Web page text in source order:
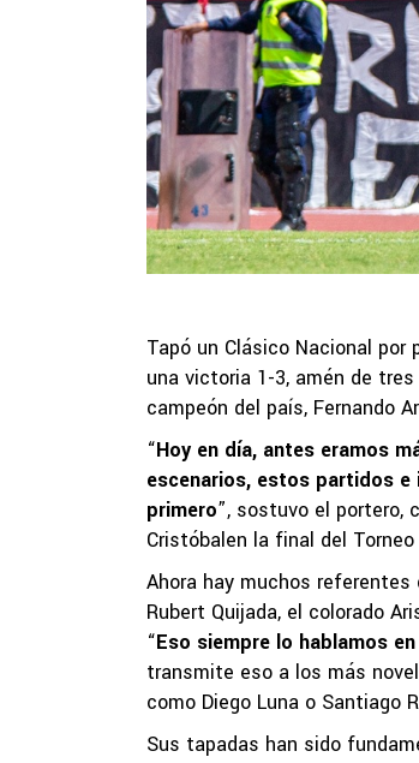
Tapó un Clásico Nacional por
una victoria 1-3, amén de
campeón del país, Fernando
“Hoy en día, antes eramos
escenarios, estos partidos e
primero”, sostuvo el portero,
Cristóbalen la final del
Ahora hay muchos
Rubert Quijada, el colorado
“Eso siempre lo hablamos
transmite eso a los más
como Diego Luna o Santiago
Sus tapadas han sido